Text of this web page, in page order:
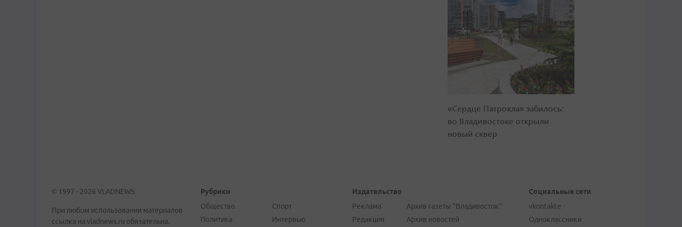
«Сердце Патрокла» забилось:
во Владивостоке открыли
новый сквер
© 1997 - 2026 VLADNEWS
При любом использовании материалов
ссылка на vladnews.ru обязательна.
Рубрики
Общество
Политика
Спорт
Интервью
Издательство
Реклама
Редакция
Архив газеты "Владивосток"
Архив новостей
Социальные сети
vkontakte
Одноклассники